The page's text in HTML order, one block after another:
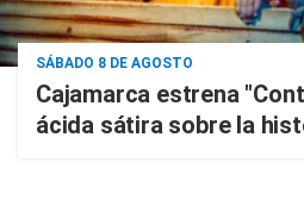
SÁBADO 8 DE AGOSTO
Cajamarca estrena
ácida sátira sobre la